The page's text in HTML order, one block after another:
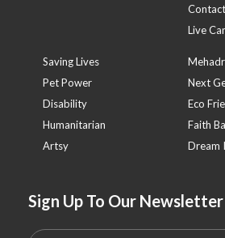
Contact
Live
Saving Lives
Pet Power
Next
Disability
Eco
Humanitarian
Faith
Artsy
Dream
Sign Up To Our Newsletter